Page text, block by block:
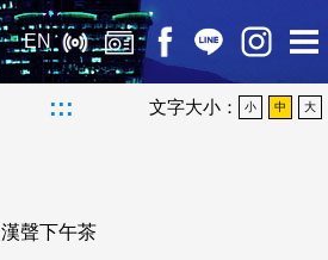
EN
::: 文字大小： 小 中 大
漢聲下午茶